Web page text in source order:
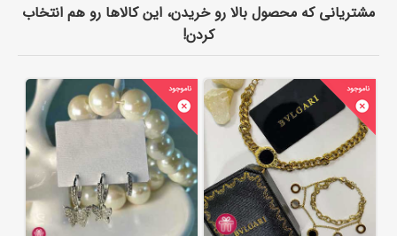
مشتریانی که محصول بالا رو خریدن، این کالاها رو هم انتخاب
کردن!